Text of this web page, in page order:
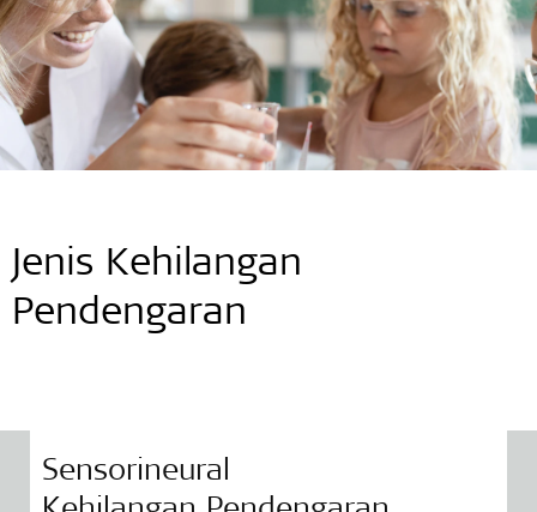
Jenis Kehilangan
Pendengaran
Sensorineural